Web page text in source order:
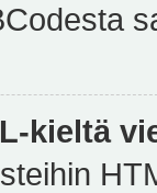
kieltä